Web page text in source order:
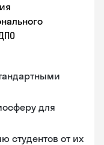
для
студентов от их